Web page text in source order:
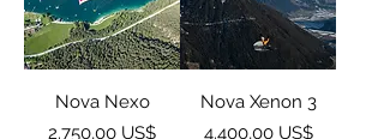
Nova Nexo
Giá
2.750,00 US$
Nova Xenon 3
Giá
4.400,00 US$